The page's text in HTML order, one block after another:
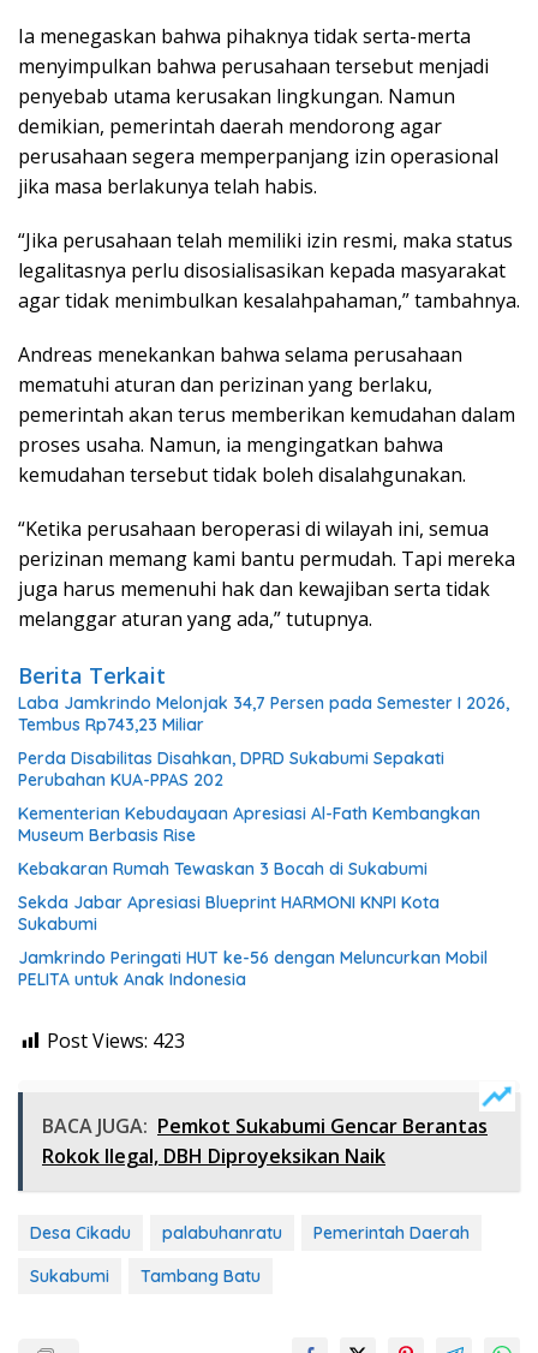
Ia menegaskan bahwa pihaknya tidak serta-merta
menyimpulkan bahwa perusahaan tersebut menjadi
penyebab utama kerusakan lingkungan. Namun
demikian, pemerintah daerah mendorong agar
perusahaan segera memperpanjang izin operasional
jika masa berlakunya telah habis.
“Jika perusahaan telah memiliki izin resmi, maka status
legalitasnya perlu disosialisasikan kepada masyarakat
agar tidak menimbulkan kesalahpahaman,” tambahnya.
Andreas menekankan bahwa selama perusahaan
mematuhi aturan dan perizinan yang berlaku,
pemerintah akan terus memberikan kemudahan dalam
proses usaha. Namun, ia mengingatkan bahwa
kemudahan tersebut tidak boleh disalahgunakan.
“Ketika perusahaan beroperasi di wilayah ini, semua
perizinan memang kami bantu permudah. Tapi mereka
juga harus memenuhi hak dan kewajiban serta tidak
melanggar aturan yang ada,” tutupnya.
Berita Terkait
Laba Jamkrindo Melonjak 34,7 Persen pada Semester I 2026,
Tembus Rp743,23 Miliar
Perda Disabilitas Disahkan, DPRD Sukabumi Sepakati
Perubahan KUA-PPAS 202
Kementerian Kebudayaan Apresiasi Al-Fath Kembangkan
Museum Berbasis Rise
Kebakaran Rumah Tewaskan 3 Bocah di Sukabumi
Sekda Jabar Apresiasi Blueprint HARMONI KNPI Kota
Sukabumi
Jamkrindo Peringati HUT ke-56 dengan Meluncurkan Mobil
PELITA untuk Anak Indonesia
Post Views: 423
BACA JUGA: Pemkot Sukabumi Gencar Berantas
Rokok Ilegal, DBH Diproyeksikan Naik
Desa Cikadu palabuhanratu
Pemerintah Daerah
Sukabumi
Tambang Batu